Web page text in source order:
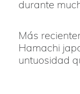
durante
Más
Hamachi
untuosidad